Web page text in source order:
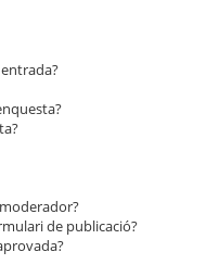
de publicació?